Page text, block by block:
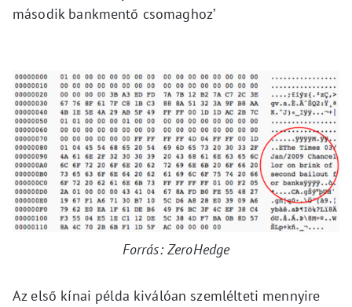
második bankmentő csomaghoz’
Forrás: ZeroHedge
Az első kínai példa kiválóan szemlélteti mennyire